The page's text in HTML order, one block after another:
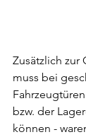
Zusätzlich zur
muss bei
bzw. der
können -